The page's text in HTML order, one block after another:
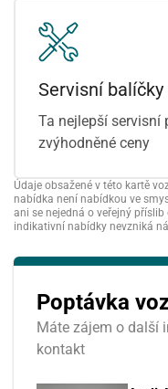
Servisní balíčky
Ta nejlepší servisní
zvýhodněné ceny
Údaje obsažené v této kartě
nabídka není nabídkou ve
ani se nejedná o veřejný
indikativní nabídky nevzniká
Poptávka
Máte zájem o další
kontakt